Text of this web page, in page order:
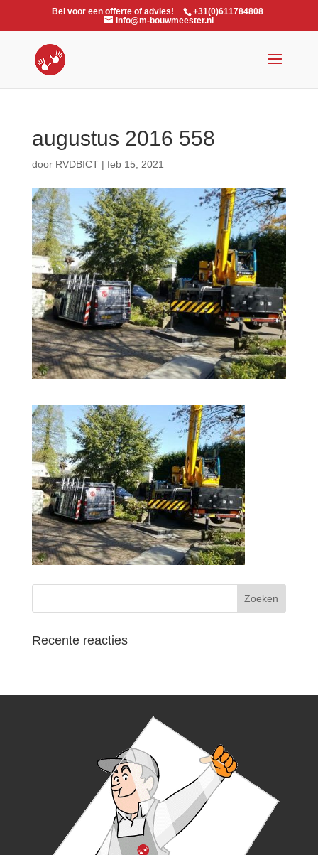
Bel voor een offerte of advies!
+31(0)611784808
info@m-bouwmeester.nl
augustus 2016 558
door RVDBICT| feb 15, 2021
Recente reacties